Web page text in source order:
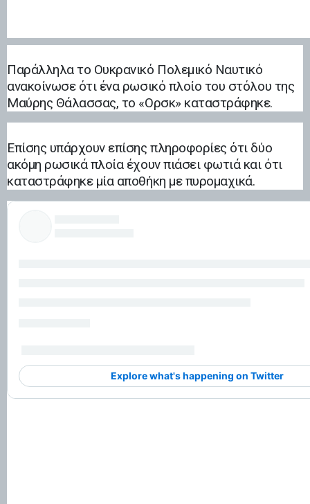
Παράλληλα το Ουκρανικό Πολεμικό Ναυτικό
ανακοίνωσε ότι ένα ρωσικό πλοίο του στόλου της
Μαύρης Θάλασσας, το «Ορσκ» καταστράφηκε.
Επίσης υπάρχουν επίσης πληροφορίες ότι δύο
ακόμη ρωσικά πλοία έχουν πιάσει φωτιά και ότι
καταστράφηκε μία αποθήκη με πυρομαχικά.